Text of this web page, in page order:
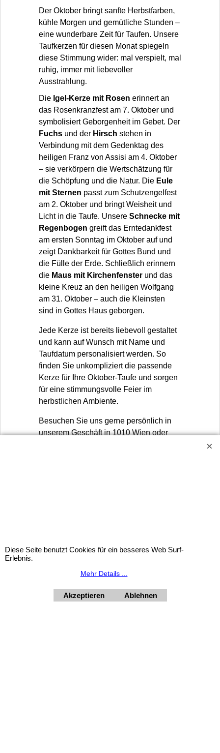
Der Oktober bringt sanfte Herbstfarben,
kühle Morgen und gemütliche Stunden –
eine wunderbare Zeit für Taufen. Unsere
Taufkerzen für diesen Monat spiegeln
diese Stimmung wider: mal verspielt, mal
ruhig, immer mit liebevoller
Ausstrahlung.
Die Igel-Kerze mit Rosen erinnert an
das Rosenkranzfest am 7. Oktober und
symbolisiert Geborgenheit im Gebet. Der
Fuchs und der Hirsch stehen in
Verbindung mit dem Gedenktag des
heiligen Franz von Assisi am 4. Oktober
– sie verkörpern die Wertschätzung für
die Schöpfung und die Natur. Die Eule
mit Sternen passt zum Schutzengelfest
am 2. Oktober und bringt Weisheit und
Licht in die Taufe. Unsere Schnecke mit
Regenbogen greift das Erntedankfest
am ersten Sonntag im Oktober auf und
zeigt Dankbarkeit für Gottes Bund und
die Fülle der Erde. Schließlich erinnern
die Maus mit Kirchenfenster und das
kleine Kreuz an den heiligen Wolfgang
am 31. Oktober – auch die Kleinsten
sind in Gottes Haus geborgen.
Jede Kerze ist bereits liebevoll gestaltet
und kann auf Wunsch mit Name und
Taufdatum personalisiert werden. So
finden Sie unkompliziert die passende
Kerze für Ihre Oktober-Taufe und sorgen
für eine stimmungsvolle Feier im
herbstlichen Ambiente.
Besuchen Sie uns gerne persönlich in
unserem Geschäft in 1010 Wien oder
10.8.2026 inklusive geschlossen.
HORNdeko 1010 Wien, Fischerstiege 4-8
Dienstag - Freitag 10 - 18 Uhr, Samstag 9 - 12 Uhr. Montag
Diese Seite benutzt Cookies für ein besseres Web Surf-
Erlebnis.
Mehr Details ...
Akzeptieren Ablehnen